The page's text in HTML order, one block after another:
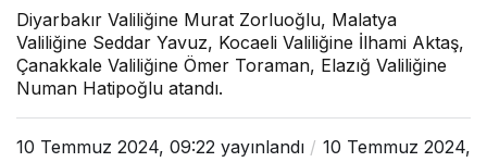
Diyarbakır Valiliğine Murat Zorluoğlu, Malatya
Valiliğine Seddar Yavuz, Kocaeli Valiliğine İlhami Aktaş,
Çanakkale Valiliğine Ömer Toraman, Elazığ Valiliğine
Numan Hatipoğlu atandı.
10 Temmuz 2024, 09:22 yayınlandı
10 Temmuz 2024,